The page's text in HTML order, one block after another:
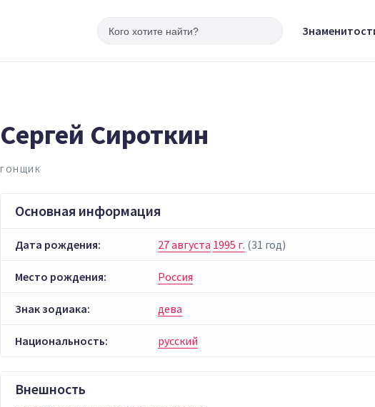
Сергей Сироткин
ГОНЩИК
Основная информация
Дата рождения: 27 августа 1995 г. (31 год)
Место рождения: Россия
Знак зодиака: дева
Национальность: русский
Внешность